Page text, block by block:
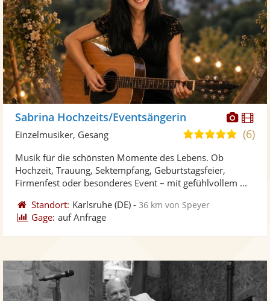
Sabrina Hochzeits/Eventsängerin
5,0(6)
Einzelmusiker, Gesang
Musik für die schönsten Momente des Lebens. Ob
Hochzeit, Trauung, Sektempfang, Geburtstagsfeier,
Firmenfest oder besonderes Event – mit gefühlvollem ...
Standort: Karlsruhe (DE) -36 km von Speyer
Gage: auf Anfrage